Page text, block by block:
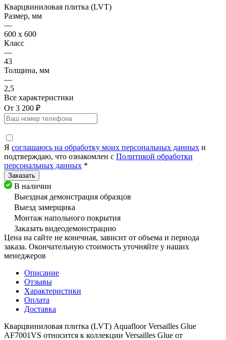
Кварцвиниловая плитка (LVT)
Размер, мм
—
600 х 600
Класс
—
43
Толщина, мм
—
2,5
Все характеристики
От 3 200 ₽
Я соглашаюсь на обработку моих персональных данных и
подтверждаю, что ознакомлен с Политикой обработки
персональных данных *
В наличии
Выездная демонстрация образцов
Выезд замерщика
Монтаж напольного покрытия
Заказать видеодемонстрацию
Цена на сайте не конечная, зависит от объема и периода
заказа. Окончательную стоимость уточняйте у наших
менеджеров
Описание
Отзывы
Характеристики
Оплата
Доставка
Кварцвиниловая плитка (LVT) Aquafloor Versailles Glue
AF7001VS относится к коллекции Versailles Glue от